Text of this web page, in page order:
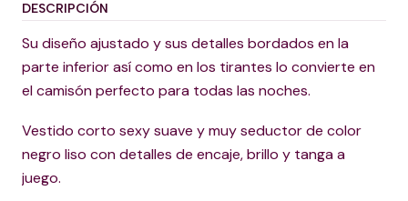
DESCRIPCIÓN
Su diseño ajustado y sus detalles bordados en la
parte inferior así como en los tirantes lo convierte en
el camisón perfecto para todas las noches.
Vestido corto sexy suave y muy seductor de color
negro liso con detalles de encaje, brillo y tanga a
juego.